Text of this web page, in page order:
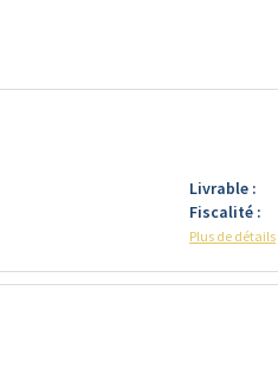
Livrable :
Fiscalité :
Plus de détails